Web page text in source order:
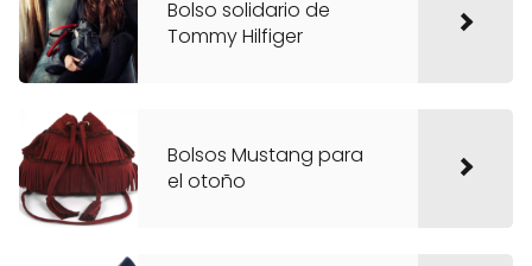
Bolso solidario de
Tommy Hilfiger
Bolsos Mustang para
el otoño